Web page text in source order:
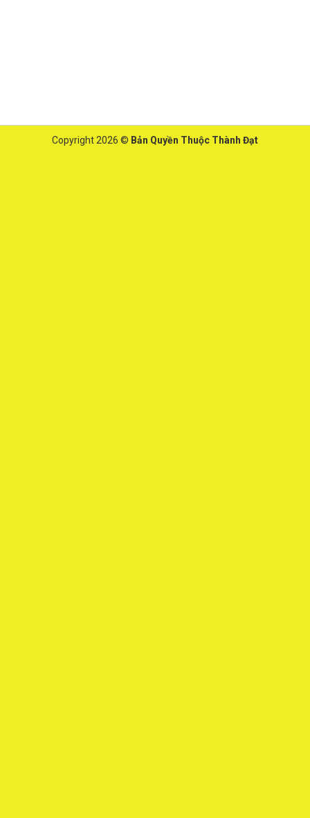
Copyright 2026 © Bản Quyền Thuộc Thành Đạt